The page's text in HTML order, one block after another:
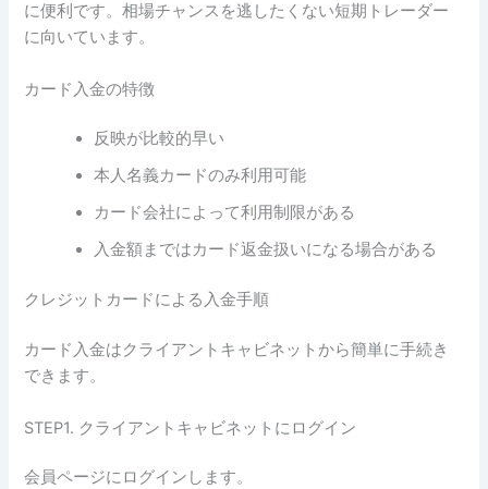
に便利です。相場チャンスを逃したくない短期トレーダー
に向いています。
カード入金の特徴
反映が比較的早い
本人名義カードのみ利用可能
カード会社によって利用制限がある
入金額まではカード返金扱いになる場合がある
クレジットカードによる入金手順
カード入金はクライアントキャビネットから簡単に手続き
できます。
STEP1. クライアントキャビネットにログイン
会員ページにログインします。